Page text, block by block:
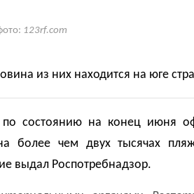
123rf.com
из них находится на юге
состоянию на конец июня
более чем двух тысячах
выдал Роспотребнадзор.